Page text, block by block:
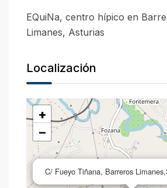
EQuiNa, centro hípico en
Limanes, Asturias
Localización
C/ Fueyo Tiñana, Barreros
+
−